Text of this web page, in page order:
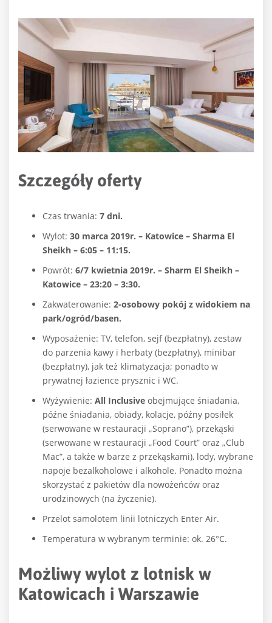
Szczegóły oferty
Czas trwania: 7 dni.
Wylot: 30 marca 2019r. – Katowice – Sharma El
Sheikh – 6:05 – 11:15.
Powrót: 6/7 kwietnia 2019r. – Sharm El Sheikh –
Katowice – 23:20 – 3:30.
Zakwaterowanie: 2-osobowy pokój z widokiem na
park/ogród/basen.
Wyposażenie: TV, telefon, sejf (bezpłatny), zestaw
do parzenia kawy i herbaty (bezpłatny), minibar
(bezpłatny), jak też klimatyzacja; ponadto w
prywatnej łazience prysznic i WC.
Wyżywienie: All Inclusive obejmujące śniadania,
późne śniadania, obiady, kolacje, późny posiłek
(serwowane w restauracji „Soprano”), przekąski
(serwowane w restauracji „Food Court” oraz „Club
Mac”, a także w barze z przekąskami), lody, wybrane
napoje bezalkoholowe i alkohole. Ponadto można
skorzystać z pakietów dla nowożeńców oraz
urodzinowych (na życzenie).
Przelot samolotem linii lotniczych Enter Air.
Temperatura w wybranym terminie: ok. 26°C.
Możliwy wylot z lotnisk w
Katowicach i Warszawie